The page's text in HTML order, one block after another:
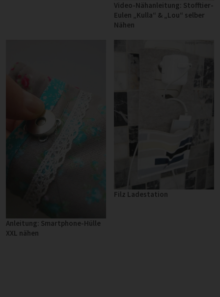
Video-Nähanleitung: Stofftier-
Eulen „Kulla“ & „Lou“ selber
Nähen
Anleitung: Smartphone-Hülle
XXL nähen
Filz Ladestation